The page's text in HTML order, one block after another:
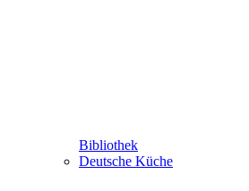
Bibliothek
Deutsche Küche